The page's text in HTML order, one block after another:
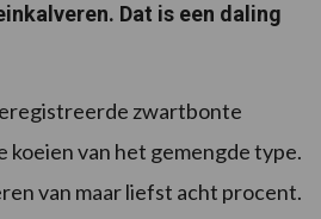
Dat is een daling
zwartbonte
van het gemengde type.
van maar liefst acht procent.